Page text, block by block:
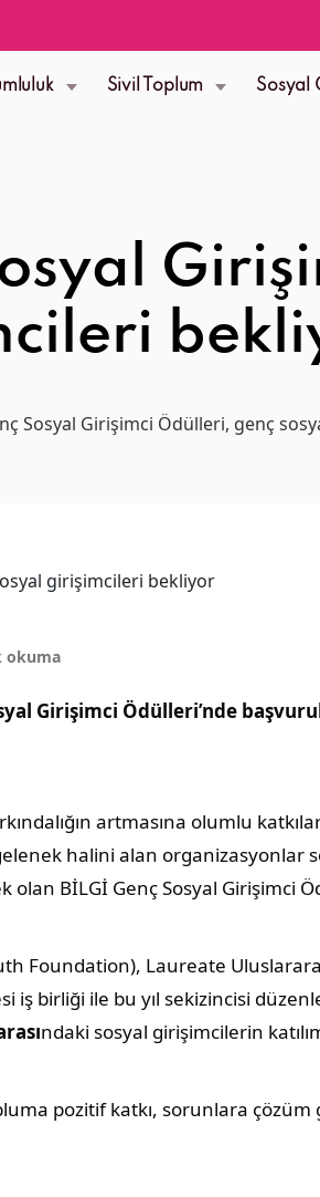
Sivil Toplum Sosyal
Sosyal Girişimci Ödülleri, genç
okuma
Girişimci Ödülleri’nde
artmasına olumlu
halini alan organizasyonlar
olan BİLGİ Genç Sosyal Girişimci
Foundation), Laureate
iş birliği ile bu yıl sekizincisi
ndaki sosyal girişimcilerin
pozitif katkı, sorunlara çözüm